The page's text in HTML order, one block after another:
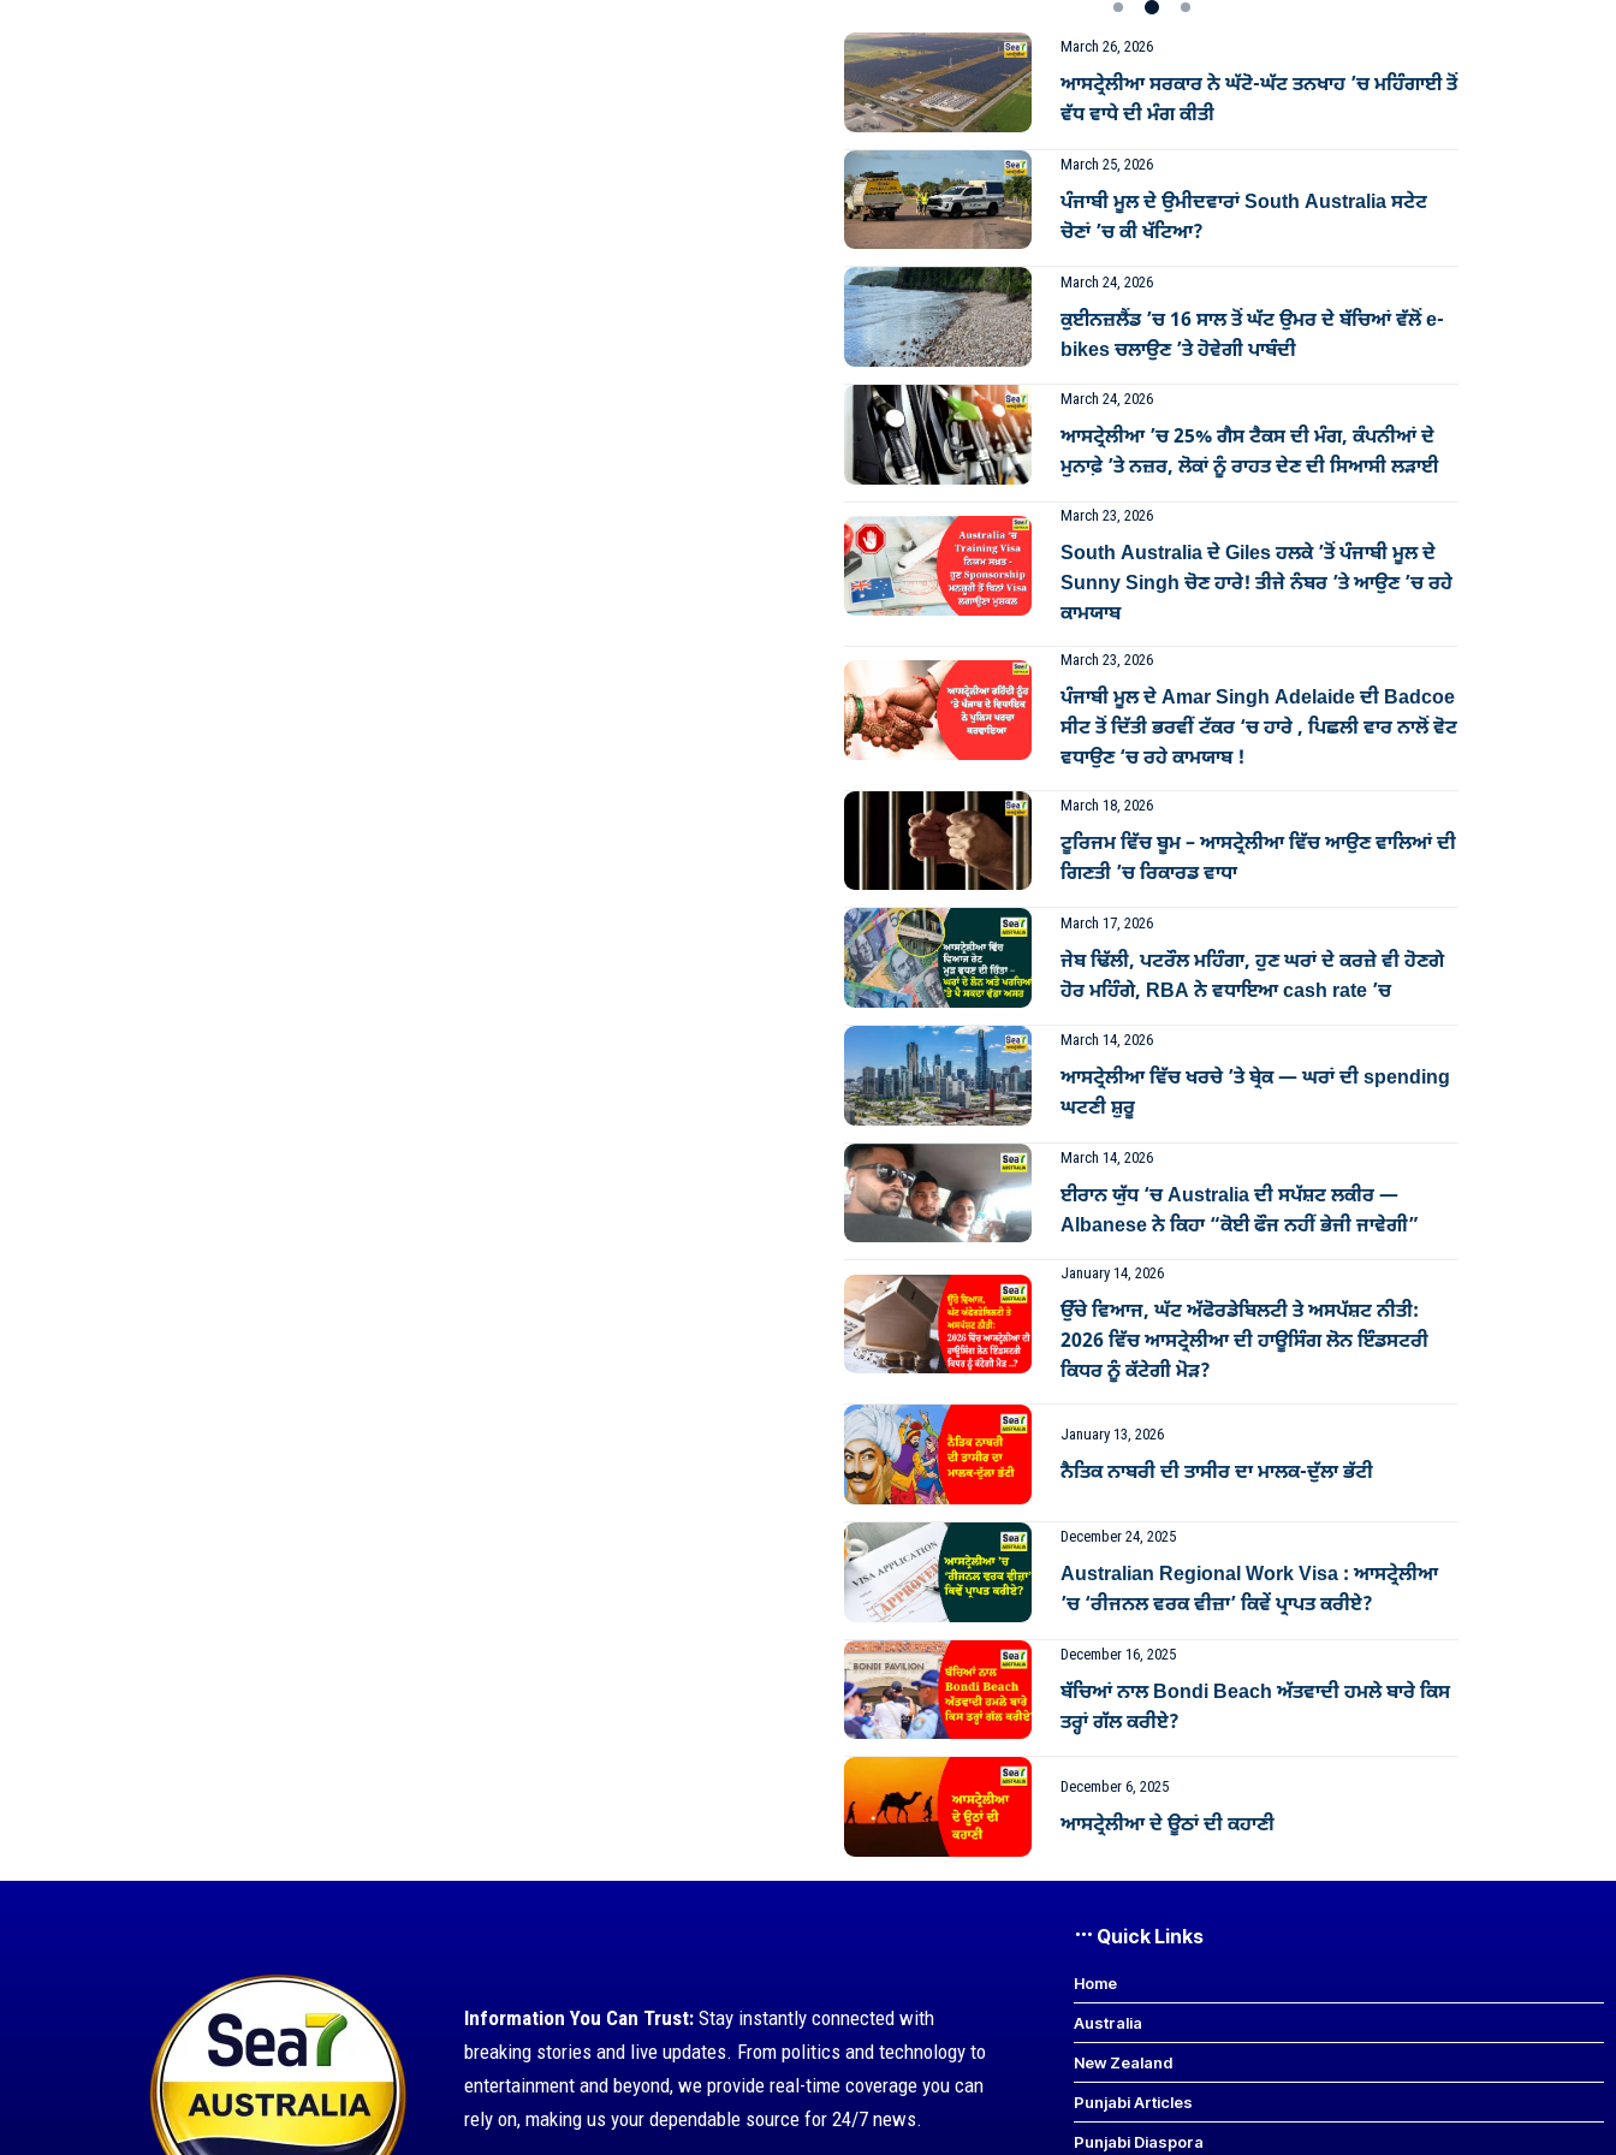
March 26, 2026
ਆਸਟ੍ਰੇਲੀਆ ਸਰਕਾਰ ਨੇ ਘੱਟੋ-ਘੱਟ ਤਨਖਾਹ ’ਚ ਮਹਿੰਗਾਈ ਤੋਂ
ਵੱਧ ਵਾਧੇ ਦੀ ਮੰਗ ਕੀਤੀ
March 25, 2026
ਪੰਜਾਬੀ ਮੂਲ ਦੇ ਉਮੀਦਵਾਰਾਂ South Australia ਸਟੇਟ
ਚੋਣਾਂ ’ਚ ਕੀ ਖੱਟਿਆ?
March 24, 2026
ਕੁਈਨਜ਼ਲੈਂਡ ’ਚ 16 ਸਾਲ ਤੋਂ ਘੱਟ ਉਮਰ ਦੇ ਬੱਚਿਆਂ ਵੱਲੋਂ e-
bikes ਚਲਾਉਣ ’ਤੇ ਹੋਵੇਗੀ ਪਾਬੰਦੀ
March 24, 2026
ਆਸਟ੍ਰੇਲੀਆ ’ਚ 25% ਗੈਸ ਟੈਕਸ ਦੀ ਮੰਗ, ਕੰਪਨੀਆਂ ਦੇ
ਮੁਨਾਫ਼ੇ ’ਤੇ ਨਜ਼ਰ, ਲੋਕਾਂ ਨੂੰ ਰਾਹਤ ਦੇਣ ਦੀ ਸਿਆਸੀ ਲੜਾਈ
March 23, 2026
South Australia ਦੇ Giles ਹਲਕੇ ’ਤੋਂ ਪੰਜਾਬੀ ਮੂਲ ਦੇ
Sunny Singh ਚੋਣ ਹਾਰੇ! ਤੀਜੇ ਨੰਬਰ ’ਤੇ ਆਉਣ ’ਚ ਰਹੇ
ਕਾਮਯਾਬ
March 23, 2026
ਪੰਜਾਬੀ ਮੂਲ ਦੇ Amar Singh Adelaide ਦੀ Badcoe
ਸੀਟ ਤੋਂ ਦਿੱਤੀ ਭਰਵੀਂ ਟੱਕਰ ‘ਚ ਹਾਰੇ , ਪਿਛਲੀ ਵਾਰ ਨਾਲੋਂ ਵੋਟ
ਵਧਾਉਣ ‘ਚ ਰਹੇ ਕਾਮਯਾਬ !
March 18, 2026
ਟੂਰਿਜਮ ਵਿੱਚ ਬੂਮ – ਆਸਟ੍ਰੇਲੀਆ ਵਿੱਚ ਆਉਣ ਵਾਲਿਆਂ ਦੀ
ਗਿਣਤੀ ’ਚ ਰਿਕਾਰਡ ਵਾਧਾ
March 17, 2026
ਜੇਬ ਢਿੱਲੀ, ਪਟਰੌਲ ਮਹਿੰਗਾ, ਹੁਣ ਘਰਾਂ ਦੇ ਕਰਜ਼ੇ ਵੀ ਹੋਣਗੇ
ਹੋਰ ਮਹਿੰਗੇ, RBA ਨੇ ਵਧਾਇਆ cash rate ’ਚ
March 14, 2026
ਆਸਟ੍ਰੇਲੀਆ ਵਿੱਚ ਖਰਚੇ ’ਤੇ ਬ੍ਰੇਕ — ਘਰਾਂ ਦੀ spending
ਘਟਣੀ ਸ਼ੁਰੂ
March 14, 2026
ਈਰਾਨ ਯੁੱਧ ‘ਚ Australia ਦੀ ਸਪੱਸ਼ਟ ਲਕੀਰ —
Albanese ਨੇ ਕਿਹਾ “ਕੋਈ ਫੌਜ ਨਹੀਂ ਭੇਜੀ ਜਾਵੇਗੀ”
January 14, 2026
ਉੱਚੇ ਵਿਆਜ, ਘੱਟ ਅੱਫੋਰਡੇਬਿਲਟੀ ਤੇ ਅਸਪੱਸ਼ਟ ਨੀਤੀ:
2026 ਵਿੱਚ ਆਸਟ੍ਰੇਲੀਆ ਦੀ ਹਾਊਸਿੰਗ ਲੋਨ ਇੰਡਸਟਰੀ
ਕਿਧਰ ਨੂੰ ਕੱਟੇਗੀ ਮੋੜ?
January 13, 2026
ਨੈਤਿਕ ਨਾਬਰੀ ਦੀ ਤਾਸੀਰ ਦਾ ਮਾਲਕ-ਦੁੱਲਾ ਭੱਟੀ
December 24, 2025
Australian Regional Work Visa : ਆਸਟ੍ਰੇਲੀਆ
’ਚ ‘ਰੀਜਨਲ ਵਰਕ ਵੀਜ਼ਾ’ ਕਿਵੇਂ ਪ੍ਰਾਪਤ ਕਰੀਏ?
December 16, 2025
ਬੱਚਿਆਂ ਨਾਲ Bondi Beach ਅੱਤਵਾਦੀ ਹਮਲੇ ਬਾਰੇ ਕਿਸ
ਤਰ੍ਹਾਂ ਗੱਲ ਕਰੀਏ?
December 6, 2025
ਆਸਟ੍ਰੇਲੀਆ ਦੇ ਊਠਾਂ ਦੀ ਕਹਾਣੀ
Information You Can Trust: Stay instantly connected with
breaking stories and live updates. From politics and technology to
entertainment and beyond, we provide real-time coverage you can
rely on, making us your dependable source for 24/7 news.
Quick Links
Home
Australia
New Zealand
Punjabi Articles
Punjabi Diaspora